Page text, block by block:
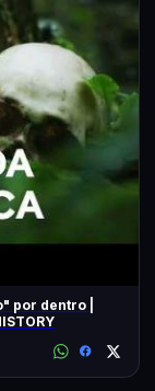
por dentro |